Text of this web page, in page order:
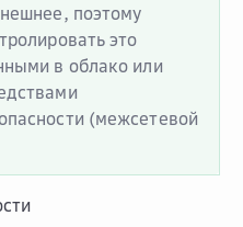
поэтому
это
в облако или
(межсетевой